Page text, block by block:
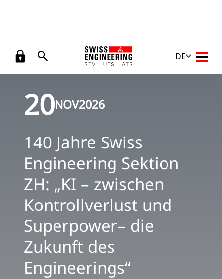
DE
Zurück
Veranstaltungen
140 Jahre Swiss Engineering Sektion ZH: „KI –
zwischen Kontrollverlust und Superpower– die Zukunft des
20NOV2026
140 Jahre Swiss
Engineering Sektion
ZH: „KI – zwischen
Kontrollverlust und
Superpower– die
Zukunft des
Engineerings“